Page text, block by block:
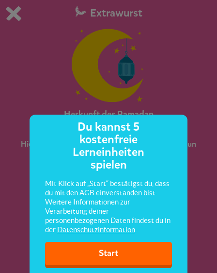
Du spielst die kostenfreie Testversion von scoyo.
Jetzt bestellen
0 1
Extrawurst
Herkunft des Ramadan
Hier lernst du, was der Ramadan mit Religion zu tun
hat.
Du kannst 5
kostenfreie
Lerneinheiten
spielen
Mit Klick auf „Start“ bestätigst du, dass
du mit denAGB einverstanden bist.
Weitere Informationen zur
Verarbeitung deiner
personenbezogenen Daten findest du in
der Datenschutzinformation
Start